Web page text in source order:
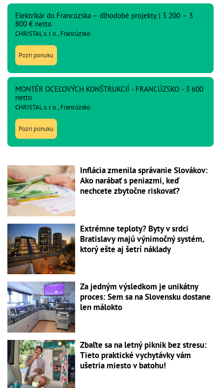
Elektrikár do Francúzska – dlhodobé projekty | 3 200 – 3
800 € netto
CHRISTAL s. r. o., Francúzsko
Pozri ponuku
MONTÉR OCEĽOVÝCH KONŠTRUKCIÍ - FRANCÚZSKO - 3 600
netto
CHRISTAL s. r. o., Francúzsko
Pozri ponuku
Inflácia zmenila správanie Slovákov:
Ako narábať s peniazmi, keď
nechcete zbytočne riskovať?
Extrémne teploty? Byty v srdci
Bratislavy majú výnimočný systém,
ktorý ešte aj šetrí náklady
Za jedným výsledkom je unikátny
proces: Sem sa na Slovensku dostane
len málokto
Zbaľte sa na letný piknik bez stresu:
Tieto praktické vychytávky vám
ušetria miesto v batohu!